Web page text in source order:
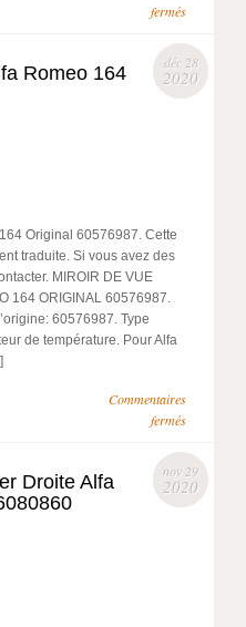
fermés
déc 28
2020
Romeo 164
Original 60576987. Cette
traduite. Si vous avez des
MIROIR DE VUE
164 ORIGINAL 60576987.
60576987. Type
de température. Pour Alfa
Commentaires
fermés
nov 29
2020
Droite Alfa